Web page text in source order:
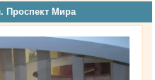
Проспект Мира